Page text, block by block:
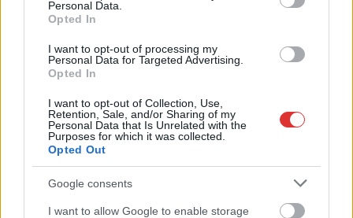
Personal Data.
Opted In
I want to opt-out of processing my
Personal Data for Targeted Advertising.
Opted In
I want to opt-out of Collection, Use,
Retention, Sale, and/or Sharing of my
Personal Data that Is Unrelated with the
Purposes for which it was collected.
Opted Out
Google consents
I want to allow Google to enable storage